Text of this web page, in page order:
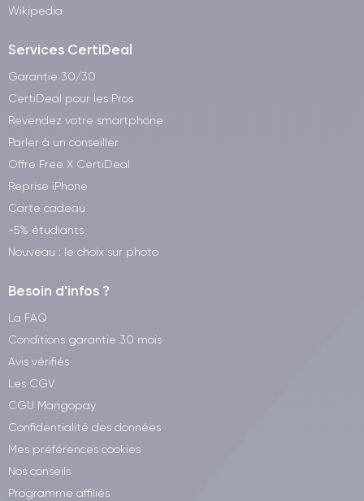
Wikipedia
Services CertiDeal
Garantie 30/30
CertiDeal pour les Pros
Revendez votre smartphone
Parler à un conseiller
Offre Free X CertiDeal
Reprise iPhone
Carte cadeau
-5% étudiants
Nouveau : le choix sur photo
Besoin d'infos ?
La FAQ
Conditions garantie 30 mois
Avis vérifiés
Les CGV
CGU Mangopay
Confidentialité des données
Mes préférences cookies
Nos conseils
Programme affiliés